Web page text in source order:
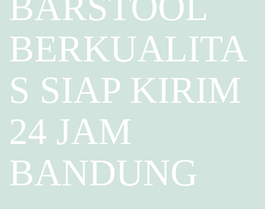
BERKUALITA
S SIAP KIRIM
24 JAM
BANDUNG